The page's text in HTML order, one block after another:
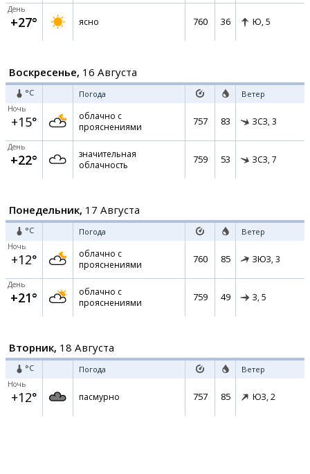
День
+27° ясно 760 36 Ю, 5
Воскресенье, 16 Августа
°C Погода Ветер
Ночь
+15°
облачно с
прояснениями
757 83 ЗСЗ, 3
День
+22°
значительная
облачность
759 53 ЗСЗ, 7
Понедельник, 17 Августа
°C Погода Ветер
Ночь
+12°
облачно с
прояснениями
760 85 ЗЮЗ, 3
День
+21°
облачно с
прояснениями
759 49 З, 5
Вторник, 18 Августа
°C Погода Ветер
Ночь
+12° пасмурно 757 85 ЮЗ, 2